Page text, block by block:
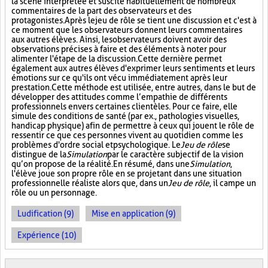
commentaires de la part des observateurs et des
protagonistes. Après le jeu de rôle se tient une discussion et c'est à
ce moment que les observateurs donnent leurs commentaires
aux autres élèves. Ainsi, les observateurs doivent avoir des
observations précises à faire et des éléments à noter pour
alimenter l'étape de la discussion. Cette dernière permet
également aux autres élèves d'exprimer leurs sentiments et leurs
émotions sur ce qu'ils ont vécu immédiatement après leur
prestation. Cette méthode est utilisée, entre autres, dans le but de
développer des attitudes comme l’empathie de différents
professionnels envers certaines clientèles. Pour ce faire, elle
simule des conditions de santé (par ex., pathologies visuelles,
handicap physique) afin de permettre à ceux qui jouent le rôle de
ressentir ce que ces personnes vivent au quotidien comme les
problèmes d'ordre social et psychologique. LeJeu de rôlese
distingue de laSimulationpar le caractère subjectif de la vision
qu’on propose de la réalité. En résumé, dans uneSimulation,
l'élève joue son propre rôle en se projetant dans une situation
professionnelle réaliste alors que, dans unJeu de rôle, il campe un
rôle ou un personnage.
Ludification (9) Mise en application (9)
Expérience (10)